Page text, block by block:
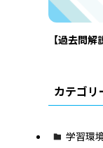
【過去問
カテゴリ
学習環